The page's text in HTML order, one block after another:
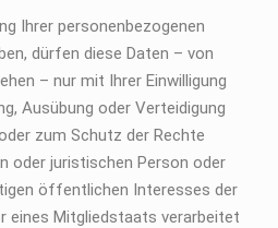
Ihrer personenbezogenen
dürfen diese Daten – von
– nur mit Ihrer Einwilligung
Ausübung oder Verteidigung
zum Schutz der Rechte
oder juristischen Person oder
öffentlichen Interesses der
eines Mitgliedstaats verarbeitet